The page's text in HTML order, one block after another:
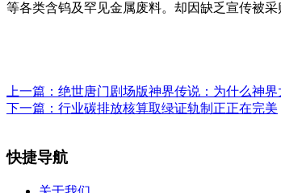
等各类含钨及罕见金属废料。却因缺乏宣传被
上一篇： 绝世唐门剧场版神界传说：为什么神界
下一篇： 行业碳排放核算取绿证轨制正正在完美
快捷导航